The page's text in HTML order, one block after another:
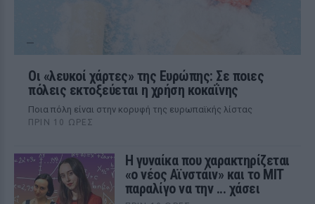
Οι «λευκοί χάρτες» της Ευρώπης: Σε ποιες
πόλεις εκτοξεύεται η χρήση κοκαΐνης
Ποια πόλη είναι στην κορυφή της ευρωπαϊκής λίστας
ΠΡΙΝ 10 ΏΡΕΣ
Η γυναίκα που χαρακτηρίζεται
«ο νέος Αϊνστάιν» και το MIT
παραλίγο να την ... χάσει